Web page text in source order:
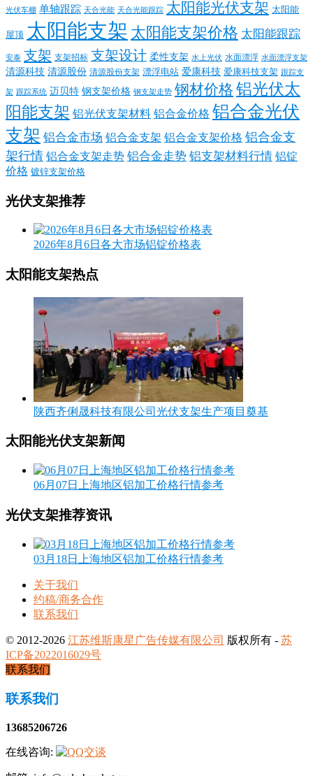
光伏车棚 单轴跟踪 天合光能 天合光能跟踪 太阳能光伏支架 太阳能
屋顶 太阳能支架 太阳能支架价格 太阳能跟踪
安泰 支架 支架招标 支架设计 柔性支架 水上光伏 水面漂浮 水面漂浮支架
清源科技 清源股份 清源股份支架 漂浮电站 爱康科技 爱康科技支架 跟踪支
架 跟踪系统 迈贝特 钢支架价格 钢支架走势 钢材价格 铝光伏太
阳能支架 铝光伏支架材料 铝合金价格 铝合金光伏
支架 铝合金市场 铝合金支架 铝合金支架价格 铝合金支
架行情 铝合金支架走势 铝合金走势 铝支架材料行情 铝锭
价格 镀锌支架价格
光伏支架推荐
2026年8月6日各大市场铝锭价格表
太阳能支架热点
陕西齐俐晟科技有限公司光伏支架生产项目奠基
太阳能光伏支架新闻
06月07日上海地区铝加工价格行情参考
光伏支架推荐资讯
03月18日上海地区铝加工价格行情参考
关于我们
约稿/商务合作
联系我们
© 2012-2026 江苏维斯康星广告传媒有限公司 版权所有 - 苏
ICP备2022016029号
联系我们
联系我们
13685206726
在线咨询: